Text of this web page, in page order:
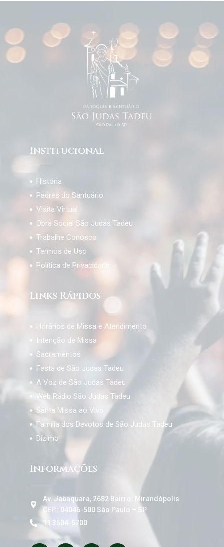
Institucional
História
Padres do Santuário
Visita Virtual
Obra Social São Judas Tadeu
Trabalhe Conosco
Termos de Uso
Política de Privacidade
Links Rápidos
Horários de Missa e Atendimento
Intenção de Missa
Sacramentos
Festa de São Judas Tadeu
A Voz de São Judas Tadeu
Web Rádio São Judas Tadeu
Santa Missa ao Vivo
Família dos Devotos de São Judas Tadeu
Dízimo
Informações
Av. Jabaquara, 2682 Bairro: Mirandópolis
CEP.: 04046-500 São Paulo – SP
11 3504-5700